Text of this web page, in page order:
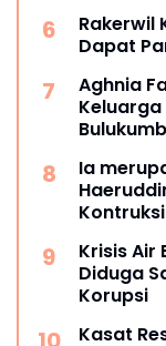
Rakerwil
Dapat
Aghnia
Ia
Krisis Air
Diduga
Korupsi
Kasat